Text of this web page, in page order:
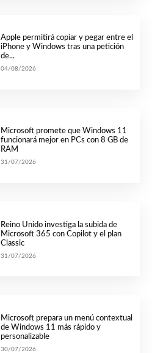
Apple permitirá copiar y pegar entre el
iPhone y Windows tras una petición
de...
04/08/2026
Microsoft promete que Windows 11
funcionará mejor en PCs con 8 GB de
RAM
31/07/2026
Reino Unido investiga la subida de
Microsoft 365 con Copilot y el plan
Classic
31/07/2026
Microsoft prepara un menú contextual
de Windows 11 más rápido y
personalizable
30/07/2026